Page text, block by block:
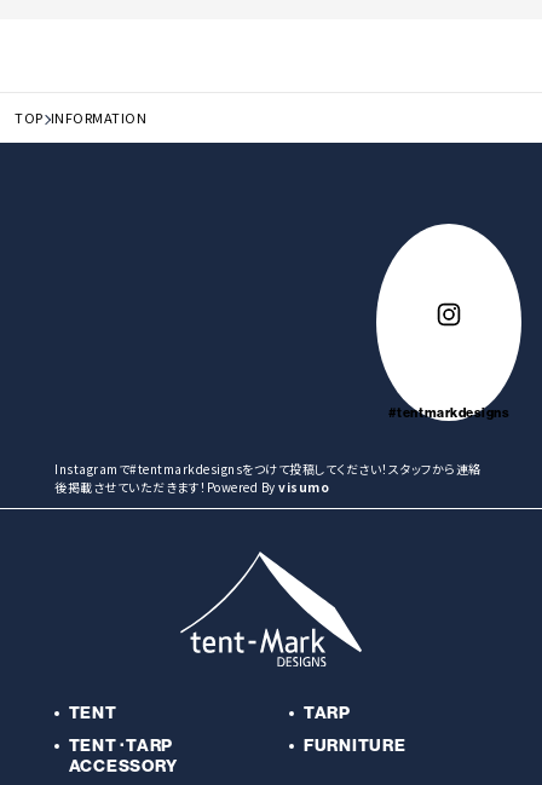
TOP INFORMATION
#tentmarkdesigns
Instagramで#tentmarkdesignsをつけて投稿してください！スタッフから連絡
後掲載させていただきます！Powered By visumo
TENT
TARP
TENT･TARP
ACCESSORY
FURNITURE